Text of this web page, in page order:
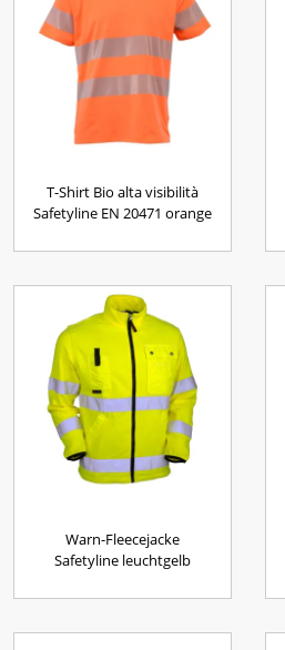
T-Shirt Bio alta visibilità
Safetyline EN 20471 orange
Warn-Fleecejacke
Safetyline leuchtgelb